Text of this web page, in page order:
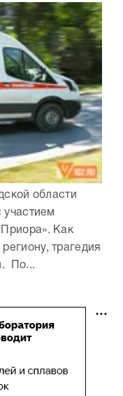
области
Как
трагедия
По...